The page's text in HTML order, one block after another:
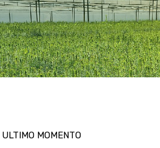
ULTIMO MOMENTO